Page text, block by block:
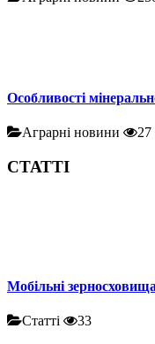
Особливості
Аграрні новини 27
СТАТТІ
Мобільні
Статті 33